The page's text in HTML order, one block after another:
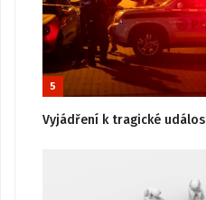
5
Vyjádření k tragické